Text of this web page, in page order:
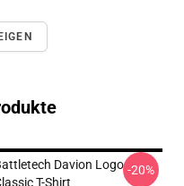
Davion Logo
T-Shirt
-20%